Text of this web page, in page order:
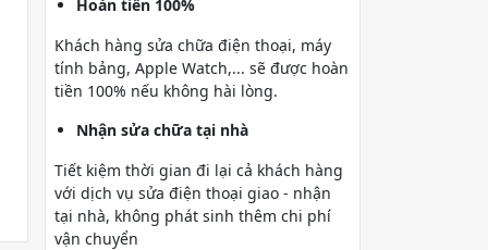
Hoàn tiền 100%
Khách hàng sửa chữa điện thoại, máy
tính bảng, Apple Watch,... sẽ được hoàn
tiền 100% nếu không hài lòng.
Nhận sửa chữa tại nhà
Tiết kiệm thời gian đi lại cả khách hàng
với dịch vụ sửa điện thoại giao - nhận
tại nhà, không phát sinh thêm chi phí
vận chuyển